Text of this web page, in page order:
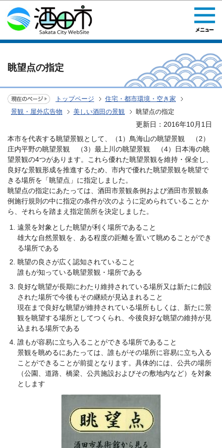
このページの本文へ移動
眺望点の指定
トップページ
住宅・都市環境・空き家
景観・屋外広告物
美しい酒田の景観 眺望点の指定
更新日：2016年10月1日
本市を代表する眺望景観として、（1）鳥海山の眺望景観 （2）
庄内平野の眺望景観 （3）最上川の眺望景観 （4）日本海の眺
望景観の4つがあります。これら優れた眺望景観を維持・保全し、
良好な景観形成を推進するため、市内で優れた眺望景観を眺望で
きる場所を「眺望点」に指定しました。
眺望点の指定にあたっては、酒田市景観条例および酒田市景観条
例施行規則の中に指定の条件が次のように定められていることか
ら、それらを踏まえ指定箇所を決定しました。
遠景を対象とした眺望が利く場所であること
雄大な自然景観を、ある程度の距離を置いて眺めることができ
る場所である
眺望の良さが広く認知されていること
誰もが知っている眺望景観・場所である
良好な眺望が長期にわたり維持されている場所又は新たに創設
された場所で今後もその継続が見込まれること
現在まで良好な眺望が維持されている場所もしくは、新たに景
観を眺望する場所としてつくられ、今後良好な眺望の維持が見
込まれる場所である
誰もが容易に立ち入ることができる場所であること
景観を眺めるにあたっては、誰もがその場所に容易に立ち入る
ことができることが前提となります。具体的には、公共の場所
（公園、道路、橋梁、公共施設およびその敷地内など）を対象
とします